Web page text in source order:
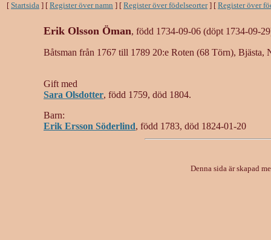
[ Startsida ] [ Register över namn ] [ Register över födelseorter] [ Register över
Erik Olsson Öman, född 1734-09-06 (döpt 1734-09-
Båtsman från 1767 till 1789 20:e Roten (68 Törn), Bjästa,
Gift med
Sara Olsdotter, född 1759, död 1804.
Barn:
Erik Ersson Söderlind, född 1783, död 1824-01-20
Denna sida är skapad